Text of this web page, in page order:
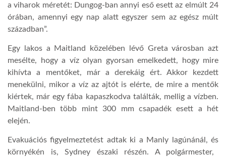
a viharok méretét: Dungog-ban annyi eső esett az elmúlt 24
órában, amennyi egy nap alatt egyszer sem az egész múlt
században”.
Egy lakos a Maitland közelében lévő Greta városban azt
mesélte, hogy a víz olyan gyorsan emelkedett, hogy mire
kihívta a mentőket, már a derekáig ért. Akkor kezdett
menekülni, mikor a víz az ajtót is elérte, de mire a mentők
kiértek, már egy fába kapaszkodva találták, mellig a vízben.
Maitland-ben több mint 300 mm csapadék esett a hét
elején.
Evakuációs figyelmeztetést adtak ki a Manly lagúnánál, és
környékén is, Sydney északi részén. A polgármester,